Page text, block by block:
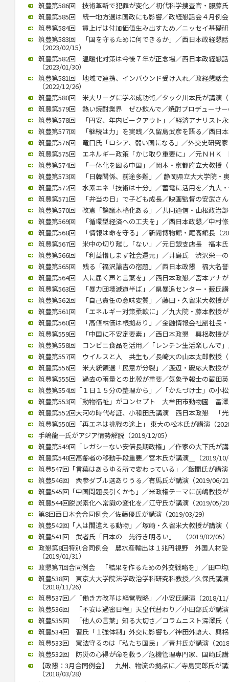
筑豊第586回 技術革新で犯罪が変化／初代科学捜査官・服藤
筑豊第585回 統一地方選は国政にも影響／政経懇話会４月例
筑豊第584回 賃上げは付加価値生み出すため／ニッセイ基礎
筑豊第583回 「国を守るために何できるか」／西日本政経懇
（2023/02/15）
筑豊第582回 温暖化対策は今後７年が正念場／西日本政経懇
（2023/01/30）
筑豊第581回 地域で連携、インバウンド受け入れ／政経懇話
（2022/12/26）
筑豊第580回 米大リーグに学ぶ成功術／タック川本氏が講演
筑豊第579回 熱い焼酎業界 ぜひ飲んで／焼酎プロデューサ
筑豊第578回 「円安、年内ピークアウト」／経済アナリスト
筑豊第577回 「継続は力」を実践／久留島武彦を語る／西日
筑豊第576回 竜口氏「ロシア、弱い国になる」／外交史研究
筑豊第575回 エネルギー政策「かじ取り重要に」／元ＮＨＫ
筑豊第574回 「一体化を図る中国」／岡本・京都府立大教授
筑豊第573回 「日韓関係、前途多難」／ 静岡県立大大学院・
筑豊第572回 水素エネ「技術は十分」／蓄電に活用を／九大
筑豊第571回 「弁当の日」で子ども成長／映画監督の安武さ
筑豊第570回 改憲「論議本格化ある」／共同通信・山根政治
筑豊第569回 「循環型経済への工夫を」／西日本政懇／中村
筑豊第568回 「情報は命を守る」／新聞博物館・尾高館長（
筑豊第567回 米中の切り離し「ない」／元日銀支店長 福本
筑豊第566回 「利益惜しまず社会還元」／井島氏 渋沢栄一
筑豊第565回 残る「福沢諭吉の宿題」／西日本政懇 福大名
筑豊第564回 人に届く声と言葉を」／西日本政懇／宮本アナ
筑豊第563回 「暴力団壊滅道半ば」／県暴追センター・藪氏
筑豊第562回 「自己責任の意味変質」／藤田・久留米大教授
筑豊第561回 「エネルギー対策柔軟に」／九大院・藤本教授
筑豊第560回 「高値株価は根拠あり」／金融情報会社副社長
筑豊第559回 「中国に不安定要素」／西日本政懇 興梠教授
筑豊第558回 コンビニ食品を活用／「レンチン生活楽しんで
筑豊第557回 ウイルスと人 共生も／長崎大の山本太郎教授
筑豊第556回 米大統領選「民意が分裂」／渡辺・慶応大教授
筑豊第555回 過去の雨量との比較が重要／気象予報士の蔵田
筑豊第554回「１日１５分の整理から」／「かたづけ士」の小
筑豊第553回「動物福祉」がコンセプト 大牟田市動物園 冨
筑豊第552回大河の時代考証、小和田氏講演 西日本政懇 「
筑豊第550回「再エネは挑戦の途上」 東大の松本氏が講演（
手嶋龍一氏がアジア情勢解説（2019/12/05）
筑豊第549回「レガシーない安倍長期政権」／作家の大下氏が
筑豊第548回高齢者の移動手段重要／宮木氏が講演＿（2019/
筑豊547回「言葉はあらゆる所で変わっている」／飯間氏が講
筑豊546回 衆参ダブル選ありうる／有馬氏が講演（2019/06/
筑豊545回「中国問題長引くかも」／米政権テーマに前嶋教授
筑豊544回脱炭素化へ常識の変化を／江守氏が講演（2019/05/
第8回西日本会合同例会／佐藤優氏が講演（2019/03/29）
筑豊542回「人は間違える動物」／塚崎・久留米大教授が講演
筑豊541回 武者氏「日本の 先行き明るい」 （2019/02/05）
政懇第8回特別合同例会 農水産輸出は１兆円視野 外国人材受
（2019/01/31）
政懇第7回合同例会 「結果を作るための外交戦略を」／田中
筑豊538回 東京大大学院法学政治学科研究科教授／久保氏講
（2018/11/26）
筑豊537回／「働き方改革は経営戦略」／小安氏講演（2018/
筑豊536回 「不安は過密日程」天皇代替わり／小田部氏が講
筑豊535回 「他人の言葉」知る大切さ／コラムニスト深澤氏
筑豊534回 習氏「１強体制」外交に影響も／神田外語大、興
筑豊533回 憲法守るのは「私たち国民」／青井氏が講演（
筑豊532回 防災の心得が命を救う／危機管理専門家、国崎氏
【政懇：3月合同例会】 九州、物流の拠点に／寺島実郎氏が
（2018/03/28）